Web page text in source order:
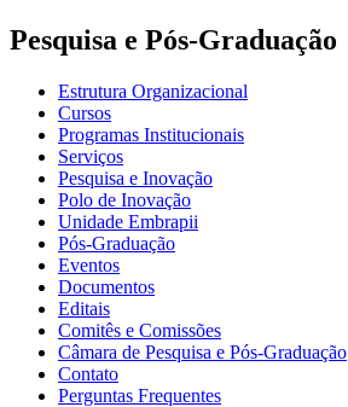
Pesquisa e Pós-Graduação
Estrutura Organizacional
Cursos
Programas Institucionais
Serviços
Pesquisa e Inovação
Polo de Inovação
Unidade Embrapii
Pós-Graduação
Eventos
Documentos
Editais
Comitês e Comissões
Câmara de Pesquisa e Pós-Graduação
Contato
Perguntas Frequentes